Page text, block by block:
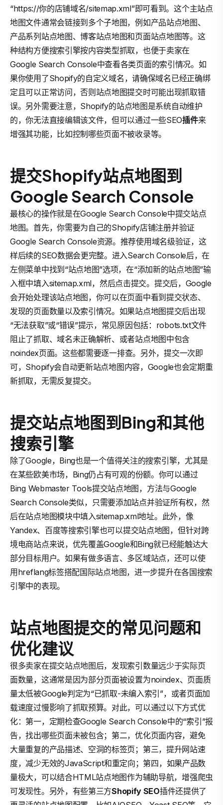
“https://你的店铺域名/sitemap.xml”即可看到。这个主站点
地图文件通常会链接到多个子地图，例如产品站点地图、
产品系列站点地图、博客站点地图和页面站点地图等。这
种结构方便搜索引擎按内容类型抓取，也便于卖家在
Google Search Console中查看各类页面的索引情况。如
果你使用了Shopify的自定义域名，请确保域名已经正确绑
定且可以正常访问，否则站点地图提交时可能出现抓取错
误。另外需要注意，Shopify的站点地图是系统自动维护
的，你无法直接编辑该文件，但可以通过一些SEO插件来
增强其功能，比如控制哪些页面不被收录等。
提交Shopify站点地图到
Google Search Console
最核心的操作就是在Google Search Console中提交站点
地图。首先，你需要为自己的Shopify店铺注册并验证
Google Search Console资源。推荐使用域名级验证，这
样后续的SEO数据会更完整。进入Search Console后，在
左侧菜单中找到“站点地图”选项，在“添加新的站点地图”输
入框中填入sitemap.xml，然后点击提交。提交后，Google
会开始处理该站点地图，你可以在页面中看到提交状态、
发现的页面数量以及索引情况。如果站点地图提交后出现
“无法获取”或“错误”提示，常见原因包括：robots.txt文件
阻止了抓取、域名未正确解析、或者站点地图中包含
noindex页面。这些都需要逐一排查。另外，提交一次即
可，Shopify会自动更新站点地图内容，Google也会定期重
新抓取，无需反复提交。
提交站点地图到Bing和其他
搜索引擎
除了Google，Bing也是一个值得关注的搜索引擎，尤其是
在某些欧美市场，Bing仍占有可观的份额。你可以通过
Bing Webmaster Tools提交站点地图，方法与Google
Search Console类似，只需要添加站点并验证所有权，然
后在站点地图模块中填入sitemap.xml地址。此外，像
Yandex、百度等搜索引擎也可以提交站点地图，但针对跨
境电商站点来说，优先覆盖Google和Bing就已经能触达大
部分目标用户。如果有做多语言、多区域站点，还可以使
用hreflang标签搭配国际站点地图，进一步提升在各国搜索
引擎中的表现。
站点地图提交的常见问题和
优化建议
很多卖家在提交站点地图后，发现索引数量远少于实际页
面数量，这通常是因为部分页面被设置为noindex、页面质
量太低被Google判定为“已抓取-未编入索引”，或者页面加
载速度过慢影响了抓取预算。对此，可以通过以下方式优
化：第一，定期检查Google Search Console中的“索引”报
告，找出哪些页面未被包含；第二，优化页面内容，避免
大量重复的产品描述、空洞的标签页；第三，提升网站速
度，减少无效的JavaScript和重定向；第四，如果产品数
量极大，可以结合HTML站点地图作为辅助导航，增强爬虫
可发现性。另外，有些第三方Shopify SEO插件还提供了